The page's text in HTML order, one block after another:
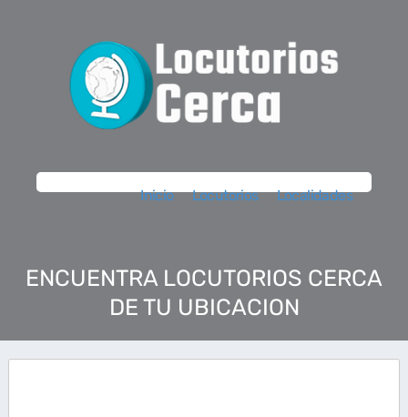
Inicio Locutorios Localidades
ENCUENTRA LOCUTORIOS CERCA
DE TU UBICACION